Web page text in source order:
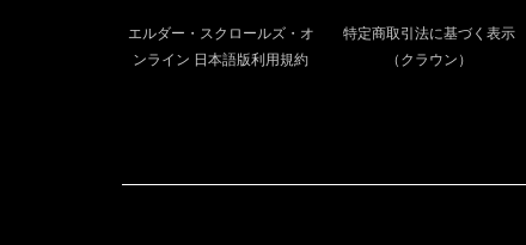
エルダー・スクロールズ・オ
ンライン 日本語版利用規約
特定商取引法に基づく表示
（クラウン）